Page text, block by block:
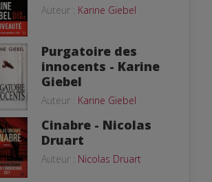
Auteur : Karine Giebel
Purgatoire des
innocents - Karine
Giebel
Auteur : Karine Giebel
Cinabre - Nicolas
Druart
Auteur : Nicolas Druart